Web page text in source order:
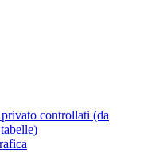
controllati (da